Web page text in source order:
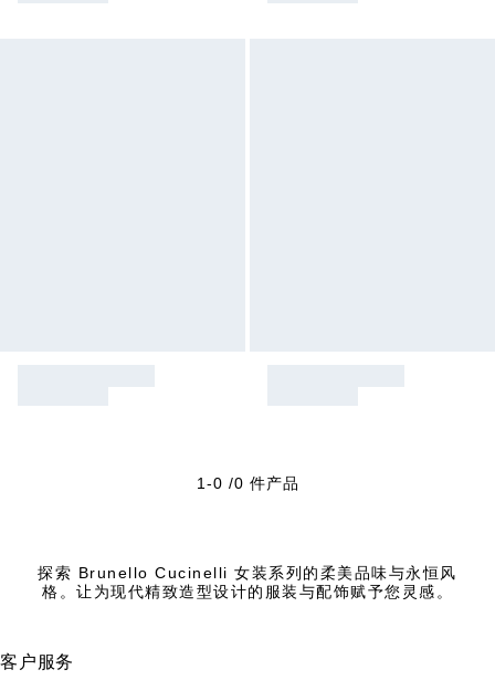
1-0 /0 件产品
探索 Brunello Cucinelli 女装系列的柔美品味与永恒风
格。让为现代精致造型设计的服装与配饰赋予您灵感。
客户服务